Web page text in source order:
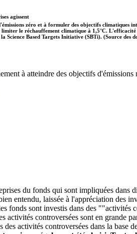
agissent
zéro et à formuler des objectifs
le réchauffement climatique à 1,5°C.
Science Based Targets Initiative (SBTi). (Source des
à atteindre des objectifs
du fonds qui sont impliquées
entendu, laissée à l'appréciation des
fonds sont investis dans des
activités controversées sont en
activités controversées dans la base